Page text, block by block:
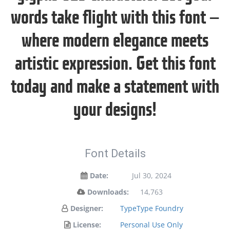
words take flight with this font —
where modern elegance meets
artistic expression. Get this font
today and make a statement with
your designs!
Font Details
Date:
Jul 30, 2024
Downloads:
14,763
Designer:
TypeType Foundry
License:
Personal Use Only